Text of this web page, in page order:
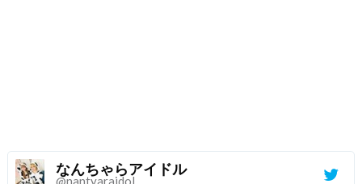
なんちゃらアイドル
@nantyaraidol